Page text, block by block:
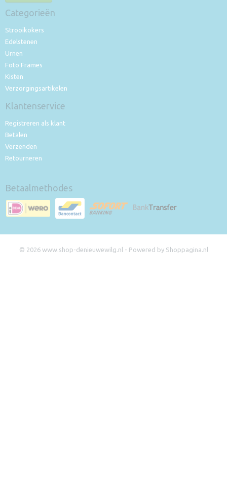
Categorieën
Strooikokers
Edelstenen
Urnen
Foto Frames
Kisten
Verzorgingsartikelen
Klantenservice
Registreren als klant
Betalen
Verzenden
Retourneren
Betaalmethodes
© 2026 www.shop-denieuwewilg.nl - Powered by Shoppagina.nl